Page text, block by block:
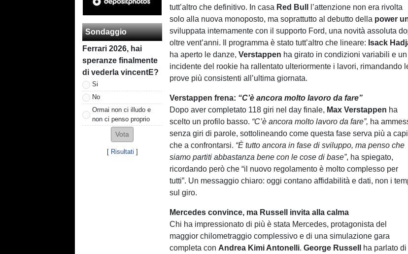
Sondaggio
Ferrari 2026, hai
speranze finalmente
di vederla vincentE?
Si
No
Ormai non ci illudo e
non ci penso proprio
[ Risultati ]
tutt’altro che definitivo. In casa Red Bull
l’attenzione non era rivolta
solo alla nuova monoposto, ma soprattutto al debutto della power
sviluppata internamente con il supporto Ford, una novità assoluta
oltre vent’anni. Il programma è stato tutt’altro che lineare: Isack
ha aperto le danze,Verstappen ha girato in condizioni variabili e un
incidente del rookie ha rallentato ulteriormente i lavori, rimandando
prove più consistenti all’ultima giornata.
Verstappen frena: “C’è ancora molto lavoro da fare”
Dopo aver completato 118 giri nel day finale, Max Verstappen ha
scelto un profilo basso. “C’è ancora molto lavoro da fare”, ha
senza giri di parole, sottolineando come questa fase serva più a
che a confrontarsi. “È tutto ancora in fase di sviluppo, ma penso che
siamo partiti abbastanza bene con le cose di base”, ha spiegato,
ricordando però che “il nuovo regolamento è molto complesso per
tutti”. Un messaggio chiaro: oggi contano affidabilità e dati, non i
sul giro.
Mercedes convince, ma Russell invita alla calma
Chi ha impressionato di più è stata Mercedes, protagonista del
maggior chilometraggio complessivo e di una simulazione gara
completa con Andrea Kimi Antonelli.George Russell
ha parlato di